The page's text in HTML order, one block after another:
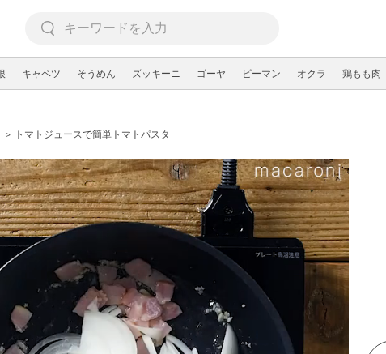
キャベツ そうめん ズッキーニ ゴーヤ ピーマン オクラ 鶏もも肉
トマトジュースで簡単トマトパスタ